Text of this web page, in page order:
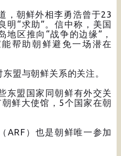
，朝鲜外相李勇浩曾于23
明“求助”。信中称，美国
地区推向“战争的边缘”，
帮助朝鲜避免一场潜在
盟与朝鲜关系的关注。
东盟国家同朝鲜有外交关
鲜大使馆，5个国家在朝
ARF）也是朝鲜唯一参加